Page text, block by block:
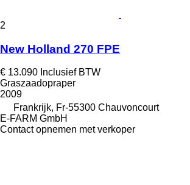
2
New Holland 270 FPE
€ 13.090 Inclusief BTW
Graszaadopraper
2009
Frankrijk, Fr-55300 Chauvoncourt
E-FARM GmbH
Contact opnemen met verkoper